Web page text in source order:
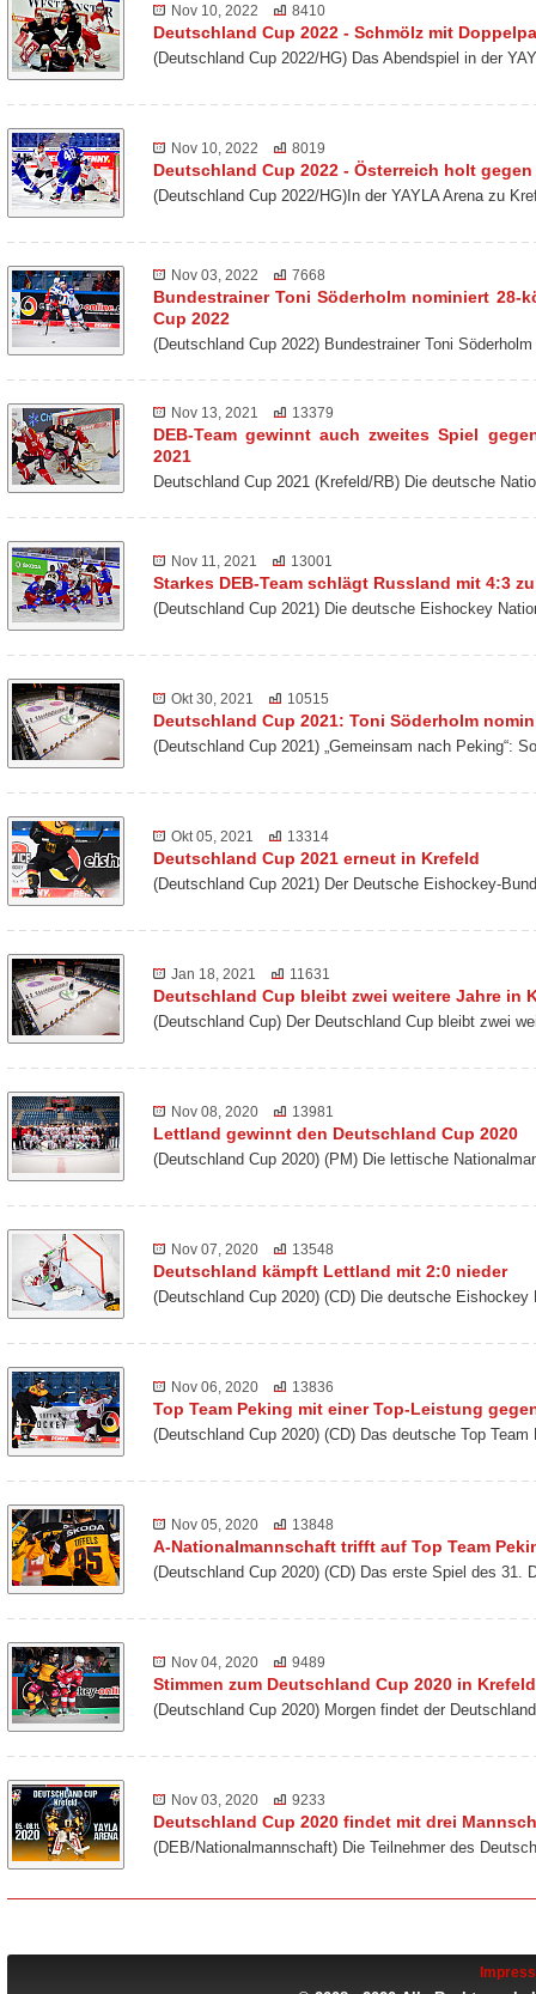
Nov 10, 2022 8410
Deutschland Cup 2022 - Schmölz mit
(Deutschland Cup 2022/HG) Das Abendspiel in der
Nov 10, 2022 8019
Deutschland Cup 2022 - Österreich holt
(Deutschland Cup 2022/HG)In der YAYLA Arena zu
Nov 03, 2022 7668
Bundestrainer Toni Söderholm nominiert
Cup 2022
(Deutschland Cup 2022) Bundestrainer Toni
Nov 13, 2021 13379
DEB-Team gewinnt auch zweites Spiel
2021
Deutschland Cup 2021 (Krefeld/RB) Die deutsche
Nov 11, 2021 13001
Starkes DEB-Team schlägt Russland mit 4:3
(Deutschland Cup 2021) Die deutsche Eishockey
Okt 30, 2021 10515
Deutschland Cup 2021: Toni Söderholm
(Deutschland Cup 2021) „Gemeinsam nach Peking“:
Okt 05, 2021 13314
Deutschland Cup 2021 erneut in Krefeld
(Deutschland Cup 2021) Der Deutsche Eishockey-
Jan 18, 2021 11631
Deutschland Cup bleibt zwei weitere Jahre in
(Deutschland Cup) Der Deutschland Cup bleibt zwei
Nov 08, 2020 13981
Lettland gewinnt den Deutschland Cup 2020
(Deutschland Cup 2020) (PM) Die lettische
Nov 07, 2020 13548
Deutschland kämpft Lettland mit 2:0 nieder
(Deutschland Cup 2020) (CD) Die deutsche
Nov 06, 2020 13836
Top Team Peking mit einer Top-Leistung
(Deutschland Cup 2020) (CD) Das deutsche Top
Nov 05, 2020 13848
A-Nationalmannschaft trifft auf Top Team
(Deutschland Cup 2020) (CD) Das erste Spiel des 31.
Nov 04, 2020 9489
Stimmen zum Deutschland Cup 2020 in Krefeld
(Deutschland Cup 2020) Morgen findet der
Nov 03, 2020 9233
Deutschland Cup 2020 findet mit drei
(DEB/Nationalmannschaft) Die Teilnehmer des